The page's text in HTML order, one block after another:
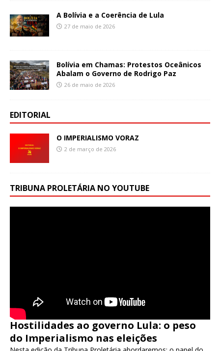
A Bolívia e a Coerência de Lula
27 de maio de 2026
Bolívia em Chamas: Protestos Oceânicos
Abalam o Governo de Rodrigo Paz
26 de maio de 2026
EDITORIAL
O IMPERIALISMO VORAZ
2 de março de 2026
TRIBUNA PROLETÁRIA NO YOUTUBE
Hostilidades ao governo Lula: o peso
do Imperialismo nas eleições